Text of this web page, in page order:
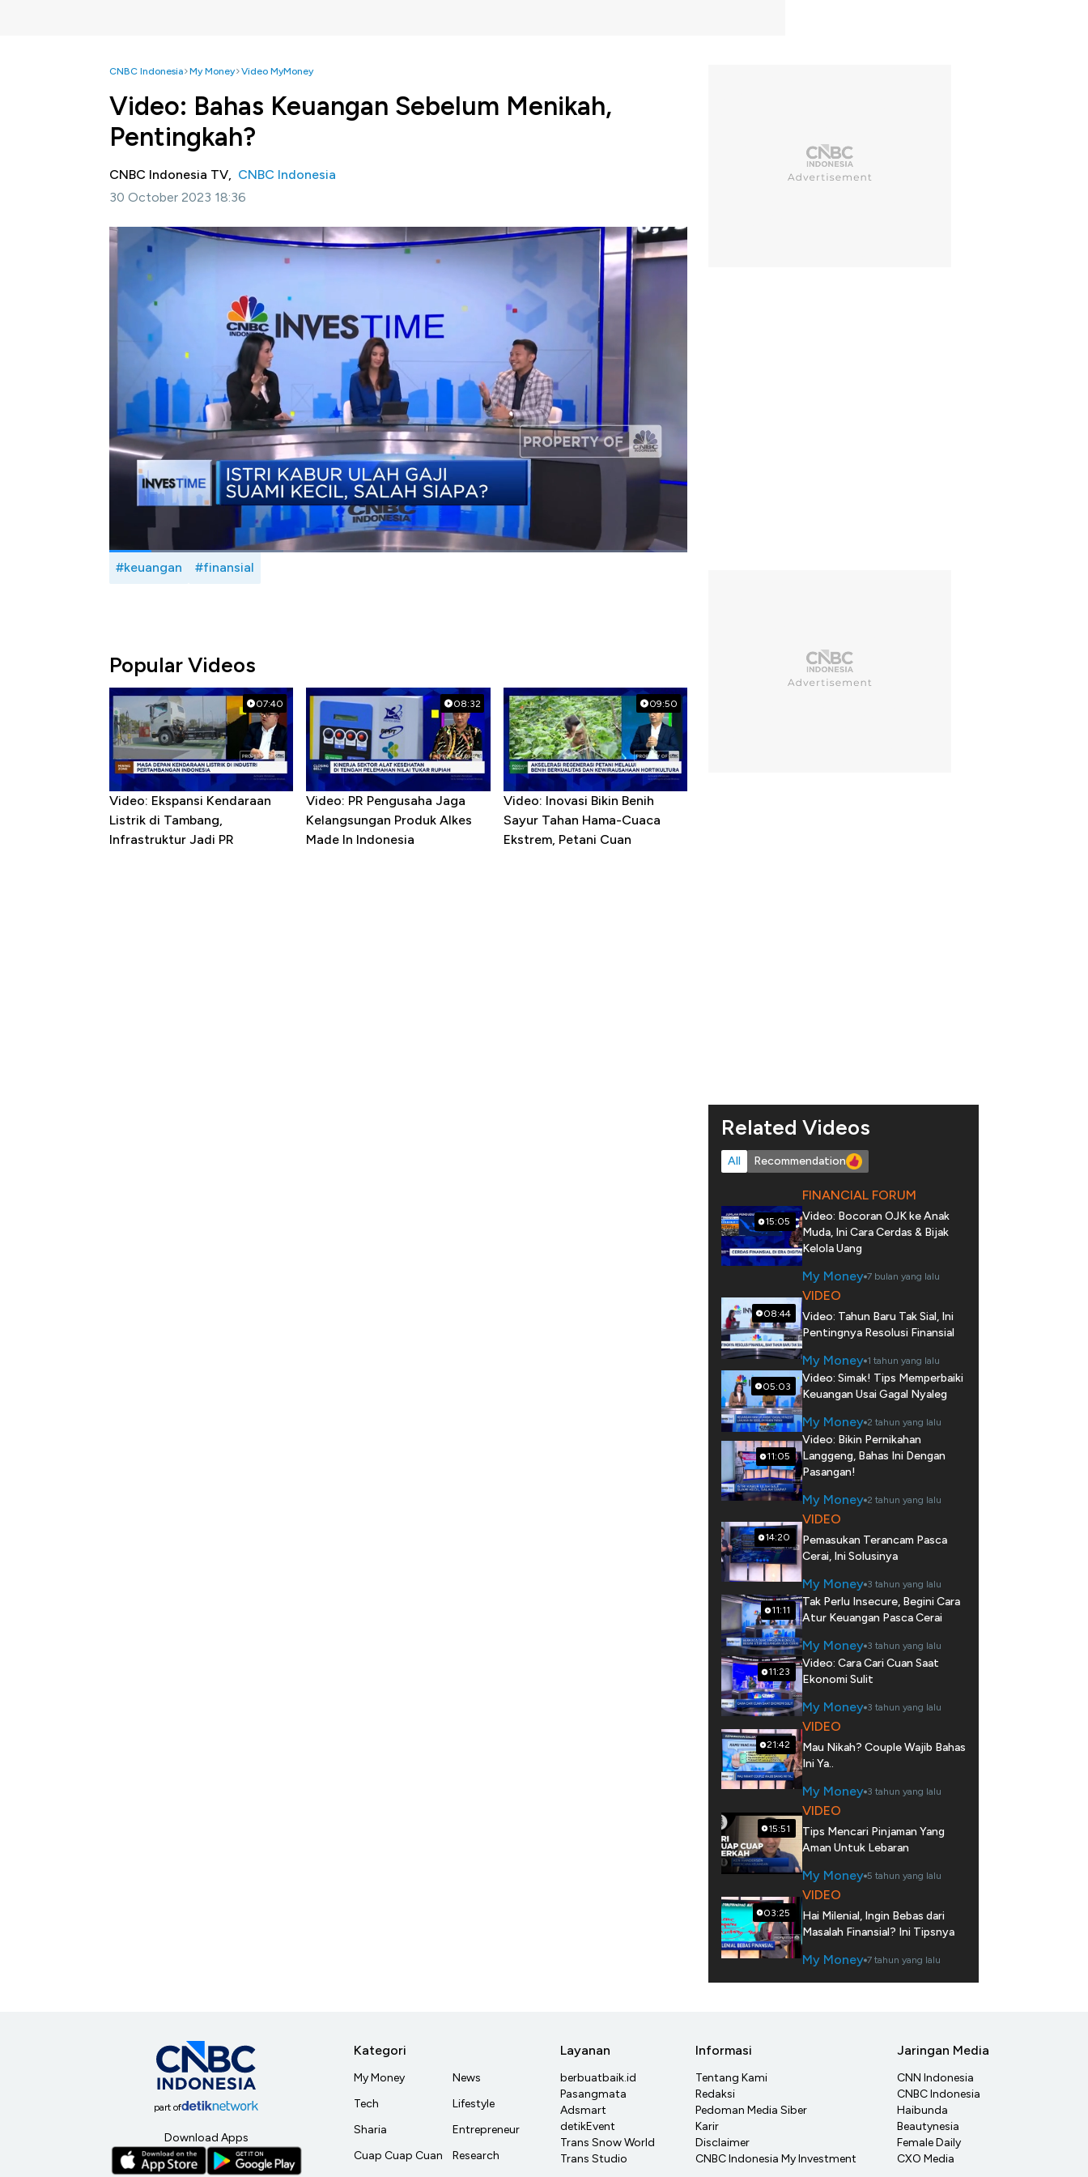
CNBC Indonesia My Money Video MyMoney
Video: Bahas Keuangan Sebelum Menikah,
Pentingkah?
CNBC Indonesia TV, CNBC Indonesia
30 October 2023 18:36
Jakarta, CNBC Indonesia-Baru-baru ini viral kisah seorang suami yang ditinggal istri padahal baru
menikah 3 hari yang disebabkan gaji suaminya kecil.
Hal ini menjadi contoh bagaimana persoalan keuangan bisa menjadi masalah yang besar dalam rumah
tangga.
Lalu seberapa penting keterbukaan keuangan bagi calon pengantin ataupun pasangan suami istri?
persoalan keuanga apa saja yang harus dibahas pasangan sebelum mengikat hubungan ke tahap
yang lebih serius?
Selengkapnya saksikan dialog Shinta Zahara dan Savira Wardoyo dengan Financial Expert CNBC
Indonesia, Aulia Akbar dalam Investime,CNBCIndonesia (Senin, 30/10/2023)
Bagikan:
#keuangan #finansial
Popular Videos
07:40
Video: Ekspansi Kendaraan
Listrik di Tambang,
Infrastruktur Jadi PR
08:32
Video: PR Pengusaha Jaga
Kelangsungan Produk Alkes
Made In Indonesia
09:50
Video: Inovasi Bikin Benih
Sayur Tahan Hama-Cuaca
Ekstrem, Petani Cuan
Related Videos
All Recommendation
15:05
FINANCIAL FORUM
Video: Bocoran OJK ke Anak
Muda, Ini Cara Cerdas & Bijak
Kelola Uang
My Money 7 bulan yang lalu
08:44
VIDEO
Video: Tahun Baru Tak Sial, Ini
Pentingnya Resolusi Finansial
My Money 1 tahun yang lalu
05:03
Video: Simak! Tips Memperbaiki
Keuangan Usai Gagal Nyaleg
My Money 2 tahun yang lalu
11:05
Video: Bikin Pernikahan
Langgeng, Bahas Ini Dengan
Pasangan!
My Money 2 tahun yang lalu
14:20
VIDEO
Pemasukan Terancam Pasca
Cerai, Ini Solusinya
My Money 3 tahun yang lalu
11:11
Tak Perlu Insecure, Begini Cara
Atur Keuangan Pasca Cerai
My Money 3 tahun yang lalu
11:23
Video: Cara Cari Cuan Saat
Ekonomi Sulit
My Money 3 tahun yang lalu
21:42
VIDEO
Mau Nikah? Couple Wajib Bahas
Ini Ya..
My Money 3 tahun yang lalu
15:51
VIDEO
Tips Mencari Pinjaman Yang
Aman Untuk Lebaran
My Money 5 tahun yang lalu
03:25
VIDEO
Hai Milenial, Ingin Bebas dari
Masalah Finansial? Ini Tipsnya
My Money 7 tahun yang lalu
part of
Download Apps
Kategori
My Money
Tech
Sharia
Cuap Cuap Cuan
News
Lifestyle
Entrepreneur
Research
Layanan
berbuatbaik.id
Pasangmata
Adsmart
detikEvent
Trans Snow World
Trans Studio
Informasi
Tentang Kami
Redaksi
Pedoman Media Siber
Karir
Disclaimer
CNBC Indonesia My Investment
Jaringan Media
CNN Indonesia
CNBC Indonesia
Haibunda
Beautynesia
Female Daily
CXO Media